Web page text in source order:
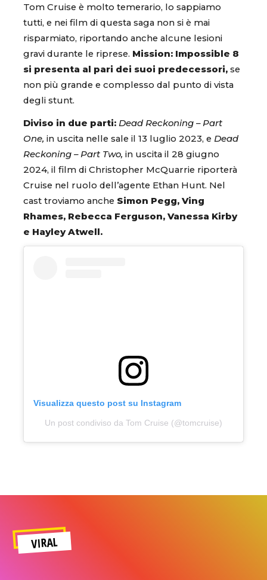
Tom Cruise è molto temerario, lo sappiamo
tutti, e nei film di questa saga non si è mai
risparmiato, riportando anche alcune lesioni
gravi durante le riprese. Mission: Impossible 8
si presenta al pari dei suoi predecessori, se
non più grande e complesso dal punto di vista
degli stunt.
Diviso in due parti: Dead Reckoning – Part
One, in uscita nelle sale il 13 luglio 2023, e Dead
Reckoning – Part Two, in uscita il 28 giugno
2024, il film di Christopher McQuarrie riporterà
Cruise nel ruolo dell’agente Ethan Hunt. Nel
cast troviamo anche Simon Pegg, Ving
Rhames, Rebecca Ferguson, Vanessa Kirby
e Hayley Atwell.
Visualizza questo post su Instagram
Un post condiviso da Tom Cruise (@tomcruise)
VIRAL